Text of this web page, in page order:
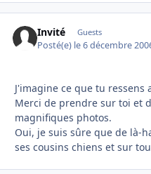
Invité Guests
Posté(e) le 6 décembre
J'imagine ce que tu
Merci de prendre sur toi et
magnifiques photos.
Oui, je suis sûre que de là-
ses cousins chiens et sur